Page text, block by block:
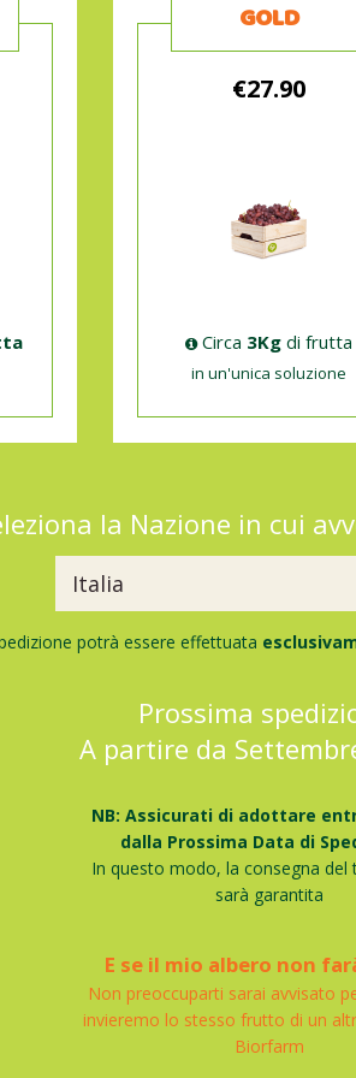
GOLD
€27.90
Circa 3Kg di frutta
in un'unica soluzione
la Nazione in cui
potrà essere effettuata
Prossima
A partire da
NB: Assicurati di adottare
dalla Prossima Data di
In questo modo, la consegna del
sarà garantita
E se il mio albero non
Non preoccuparti sarai avvisato
invieremo lo stesso frutto di un
Biorfarm